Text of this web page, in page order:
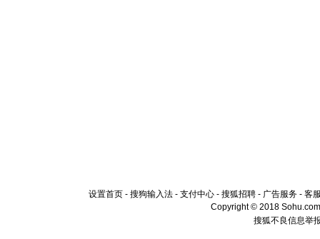
设置首页 - 搜狗输入法 - 支付中心 - 搜狐招聘 - 广告服务 - 客
Copyright © 2018
搜狐不良信息举